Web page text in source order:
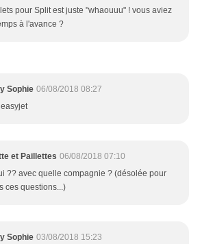
pour Split est juste "whaouuu" ! vous aviez
à l'avance ?
Sophie 06/08/2018 08:27
et Paillettes 06/08/2018 07:10
?? avec quelle compagnie ? (désolée pour
ces questions...)
Sophie 03/08/2018 15:23